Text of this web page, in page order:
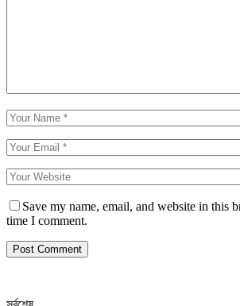
Save my name, email, and website in this
time I comment.